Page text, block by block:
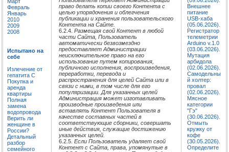
Февраль
Январь
2010
2009
2008
Испытано на
себе
Излечение от
гепатита C
Покупка и
аренда
квартиры
Полная
замена
водопровода
Верить ли
женщине в
России?
Детальный
разбор
семейного
право делать копии своего Контента с
целью упорядочения и облегчения
публикации и хранения пользовательского
Контента на Сайте.
6.2.4. Размещая свой Контент в любой
части Сайта, Пользователь
автоматически безвозмездно
предоставляет Администрации
неисключительное право на его
использование путем копирования,
публичного исполнения, воспроизведения,
переработки, перевода и
распространения для целей Сайта или в
связи с ними, в том числе для его
популяризации. Для указанных целей
Администрация может изготавливать
производные произведения или
вставлять Контент Пользователя в
качестве составных частей в
соответствующие сборники, совершать
иные действия, служащие достижению
указанных целей.
6.2.5. Если Пользователь удаляет свой
Контент с Сайта, права, упомянутые в
Внешнее
питание
USB-хаба
(05.06.2026).
Регистратор
телеметрии
Arduino v.1.0
(03.06.2026).
Мутация
арбидола
(02.06.2026).
Самодельны
й холтер:
провал
(02.06.2026).
Мясное
категории
"Гэ"
(30.06.2026).
Отмыть
кружку от
кофе
(30.05.2026).
Определите